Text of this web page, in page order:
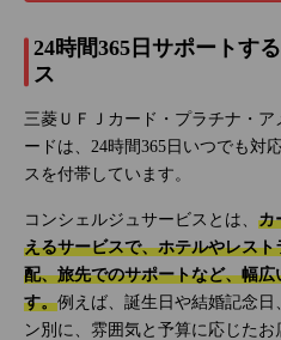
24時間365日サポートす
ス
三菱ＵＦＪカード・プラチナ・
ードは、24時間365日いつでも対
スを付帯しています。
コンシェルジュサービスとは、 カ
えるサービスで、ホテルやレス
配、旅先でのサポートなど、幅
す。例えば、誕生日や結婚記念
ン別に、雰囲気と予算に応じた